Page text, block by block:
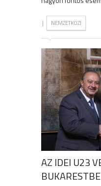
| NEMZETKÖZI
AZ IDEI U23